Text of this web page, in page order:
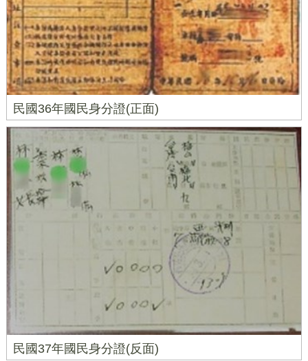
民國36年國民身分證(正面)
民國37年國民身分證(反面)